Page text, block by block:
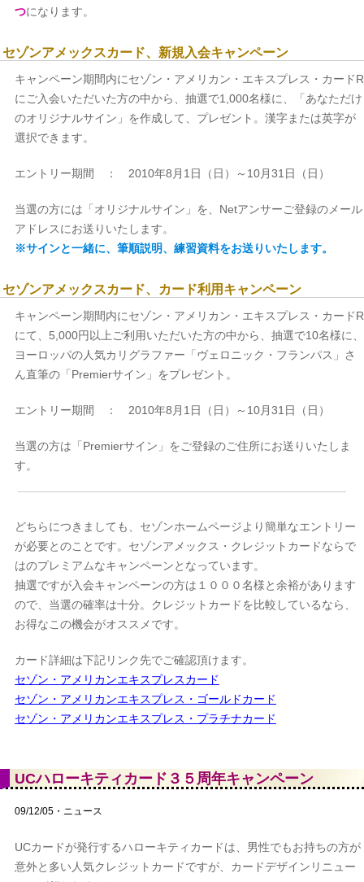
つになります。
セゾンアメックスカード、新規入会キャンペーン
キャンペーン期間内にセゾン・アメリカン・エキスプレス・カードR
にご入会いただいた方の中から、抽選で1,000名様に、「あなただけ
のオリジナルサイン」を作成して、プレゼント。漢字または英字が
選択できます。
エントリー期間 ： 2010年8月1日（日）～10月31日（日）
当選の方には「オリジナルサイン」を、Netアンサーご登録のメール
アドレスにお送りいたします。
※サインと一緒に、筆順説明、練習資料をお送りいたします。
セゾンアメックスカード、カード利用キャンペーン
キャンペーン期間内にセゾン・アメリカン・エキスプレス・カードR
にて、5,000円以上ご利用いただいた方の中から、抽選で10名様に、
ヨーロッパの人気カリグラファー「ヴェロニック・フランパス」さ
ん直筆の「Premierサイン」をプレゼント。
エントリー期間 ： 2010年8月1日（日）～10月31日（日）
当選の方は「Premierサイン」をご登録のご住所にお送りいたしま
す。
どちらにつきましても、セゾンホームページより簡単なエントリー
が必要とのことです。セゾンアメックス・クレジットカードならで
はのプレミアムなキャンペーンとなっています。
抽選ですが入会キャンペーンの方は１０００名様と余裕があります
ので、当選の確率は十分。クレジットカードを比較しているなら、
お得なこの機会がオススメです。
カード詳細は下記リンク先でご確認頂けます。
セゾン・アメリカンエキスプレスカード
セゾン・アメリカンエキスプレス・ゴールドカード
セゾン・アメリカンエキスプレス・プラチナカード
UCハローキティカード３５周年キャンペーン
09/12/05・ニュース
UCカードが発行するハローキティカードは、男性でもお持ちの方が
意外と多い人気クレジットカードですが、カードデザインリニュー